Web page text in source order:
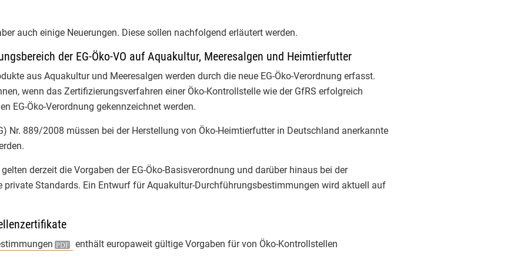
NRWzu Bio-Betrugsfällen und ihrer
✅ Die Rollenwippe als Bio-
Kontrolleur:im: Interaktive
Simulationen zum professionellen
und sicheren Auftreten als Prüfer:in
vor Ort.
sichere Bio-Zukunft! 👏
​#BioKontrolle #ZertifizierungJustus-
3
Service 3/2024
Service 2/2024
Service 1/2024
Service 4/2023
Service 3/2023
Service 2/2023
Service 1/2023
Service 4/2022
Service 3/2022
Service 2/2022
auch einige Neuerungen. Diese sollen nachfolgend erläutert werden.
der EG-Öko-VO auf Aquakultur, Meeresalgen und Heimtierfutter
aus Aquakultur und Meeresalgen werden durch die neue EG-Öko-Verordnung erfasst.
wenn das Zertifizierungsverfahren einer Öko-Kontrollstelle wie der GfRS erfolgreich
EG-Öko-Verordnung gekennzeichnet werden.
Nr. 889/2008 müssen bei der Herstellung von Öko-Heimtierfutter in Deutschland anerkannte
derzeit die Vorgaben der EG-Öko-Basisverordnung und darüber hinaus bei der
private Standards. Ein Entwurf für Aquakultur-Durchführungsbestimmungen wird aktuell auf
enthält europaweit gültige Vorgaben für von Öko-Kontrollstellen